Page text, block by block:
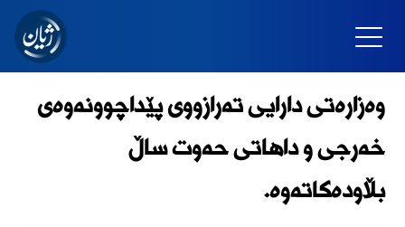
وەزارەتی دارایی تەرازووی پێداچوونەوەی
خەرجی و داهاتی حەوت ساڵ
بڵاودەکاتەوە.